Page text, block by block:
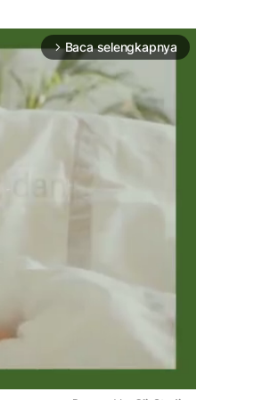
arrow_forward_ios Baca selengkapnya